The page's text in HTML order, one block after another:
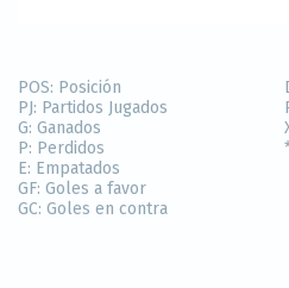
POS: Posición
PJ: Partidos Jugados
G: Ganados
P: Perdidos
E: Empatados
GF: Goles a favor
GC: Goles en contra